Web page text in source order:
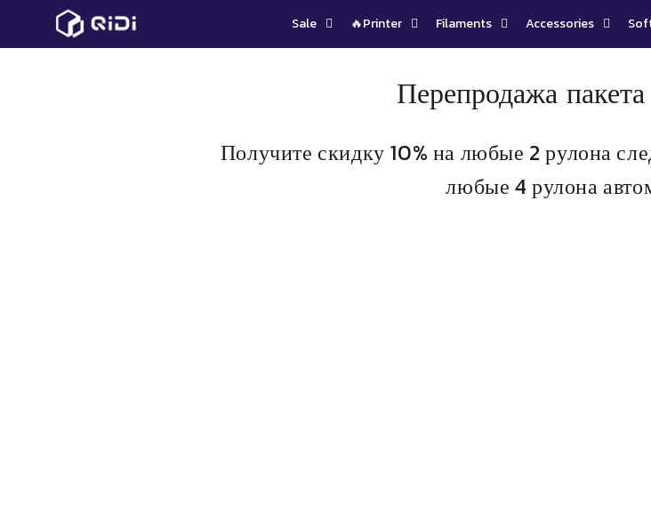
Пропустить
Sale 🔥Printer Filaments Accessories
Перепродажа
Получите скидку 10% на любые 2 рулона
любые 4 рулона